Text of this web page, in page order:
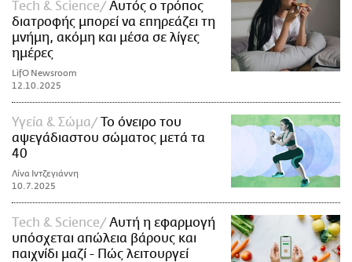
Τech & Science
Αυτός ο τρόπος
διατροφής μπορεί να επηρεάζει τη
μνήμη, ακόμη και μέσα σε λίγες
ημέρες
LifO Newsroom
12.10.2025
Υγεία & Σώμα
Το όνειρο του
αψεγάδιαστου σώματος μετά τα
40
Λίνα Ιντζεγιάννη
10.7.2025
Τech & Science
Αυτή η εφαρμογή
υπόσχεται απώλεια βάρους και
παιχνίδι μαζί - Πώς λειτουργεί